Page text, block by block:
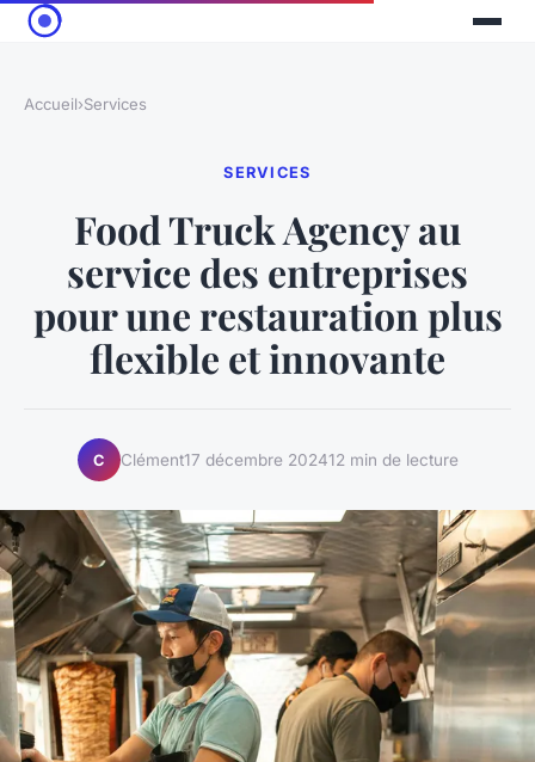
Accueil›Services
SERVICES
Food Truck Agency au
service des entreprises
pour une restauration plus
flexible et innovante
C Clément17 décembre 202412 min de lecture